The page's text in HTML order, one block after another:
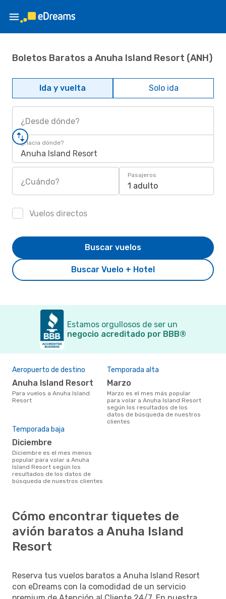
Boletos Baratos a Anuha Island Resort (ANH)
Ida y vuelta Solo ida
¿Desde dónde?
¿Hacia dónde?
Anuha Island Resort
¿Cuándo?
Pasajeros
1 adulto
Vuelos directos
Buscar Vuelo + Hotel
Buscar vuelos
Estamos orgullosos de ser un
negocio acreditado por BBB®
Aeropuerto de destino
Anuha Island Resort
Para vuelos a Anuha Island
Resort
Temporada alta
marzo
marzo es el mes más popular
para volar a Anuha Island Resort
según los resultados de los
datos de búsqueda de nuestros
clientes
Temporada baja
diciembre
diciembre es el mes menos
popular para volar a Anuha
Island Resort según los
resultados de los datos de
búsqueda de nuestros clientes
Cómo encontrar tiquetes de
avión baratos a Anuha Island
Resort
Reserva tus vuelos baratos a Anuha Island Resort
con eDreams con la comodidad de un servicio